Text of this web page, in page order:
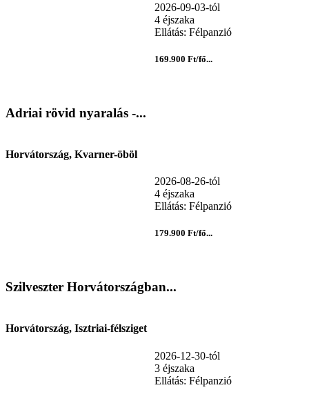
2026-09-03-tól
4 éjszaka
Ellátás: Félpanzió
169.900 Ft/fő...
Adriai rövid nyaralás -...
Horvátország, Kvarner-öböl
2026-08-26-tól
4 éjszaka
Ellátás: Félpanzió
179.900 Ft/fő...
Szilveszter Horvátországban...
Horvátország, Isztriai-félsziget
2026-12-30-tól
3 éjszaka
Ellátás: Félpanzió